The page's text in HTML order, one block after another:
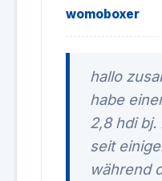
womoboxer
hallo
habe
2,8 hdi bj.
seit
während